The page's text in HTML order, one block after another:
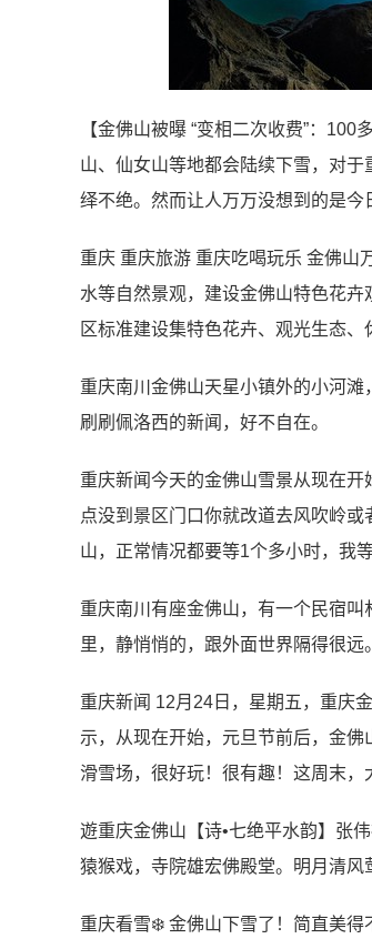
【金佛山被曝 “变相二次收费”：
山、仙女山等地都会陆续下雪，对
绎不绝。然而让人万万没想到的是
重庆 重庆旅游 重庆吃喝玩乐 金佛山
水等自然景观，建设金佛山特色花
区标准建设集特色花卉、观光生态
重庆南川金佛山天星小镇外的小河
刷刷佩洛西的新闻，好不自在。
重庆新闻今天的金佛山雪景从现在
点没到景区门口你就改道去风吹岭
山，正常情况都要等1个多小时，我
重庆南川有座金佛山，有一个民宿
里，静悄悄的，跟外面世界隔得很
重庆新闻 12月24日，星期五，重庆
示，从现在开始，元旦节前后，金
滑雪场，很好玩！很有趣！这周末
遊重庆金佛山【诗•七绝平水韵】张
猿猴戏，寺院雄宏佛殿堂。明月清风
重庆看雪❄️ 金佛山下雪了！简直美